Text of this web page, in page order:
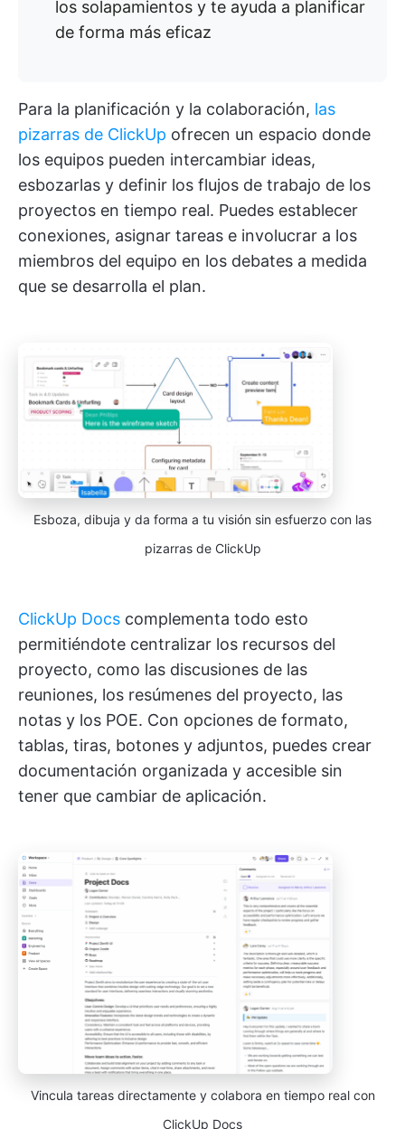
los solapamientos y te ayuda a planificar
de forma más eficaz
Para la planificación y la colaboración, las
pizarras de ClickUp ofrecen un espacio donde
los equipos pueden intercambiar ideas,
esbozarlas y definir los flujos de trabajo de los
proyectos en tiempo real. Puedes establecer
conexiones, asignar tareas e involucrar a los
miembros del equipo en los debates a medida
que se desarrolla el plan.
Esboza, dibuja y da forma a tu visión sin esfuerzo con las
pizarras de ClickUp
ClickUp Docs complementa todo esto
permitiéndote centralizar los recursos del
proyecto, como las discusiones de las
reuniones, los resúmenes del proyecto, las
notas y los POE. Con opciones de formato,
tablas, tiras, botones y adjuntos, puedes crear
documentación organizada y accesible sin
tener que cambiar de aplicación.
Vincula tareas directamente y colabora en tiempo real con
ClickUp Docs